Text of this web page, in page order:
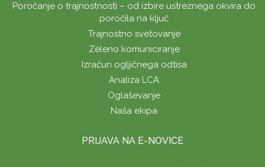
Poročanje o trajnostnosti – od izbire ustreznega okvira do
poročila na ključ
Trajnostno svetovanje
Zeleno komuniciranje
Izračun ogljičnega odtisa
Analiza LCA
Oglaševanje
Naša ekipa
PRIJAVA NA E-NOVICE